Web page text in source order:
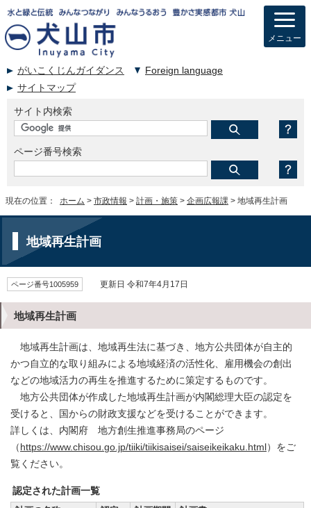
がいこくじんガイダンス
Foreign language
サイトマップ
サイト内検索
ページ番号検索
メニュー
現在の位置： ホーム > 市政情報 > 計画・施策 > 企画広報課 > 地域再生計画
地域再生計画
ページ番号1005959 更新日 令和7年4月17日
地域再生計画
地域再生計画は、地域再生法に基づき、地方公共団体が自主的
かつ自立的な取り組みによる地域経済の活性化、雇用機会の創出
などの地域活力の再生を推進するために策定するものです。
地方公共団体が作成した地域再生計画が内閣総理大臣の認定を
受けると、国からの財政支援などを受けることができます。
詳しくは、内閣府 地方創生推進事務局のページ
（ https://www.chisou.go.jp/tiiki/tiikisaisei/saiseikeikaku.html ）をご
覧ください。
認定された計画一覧